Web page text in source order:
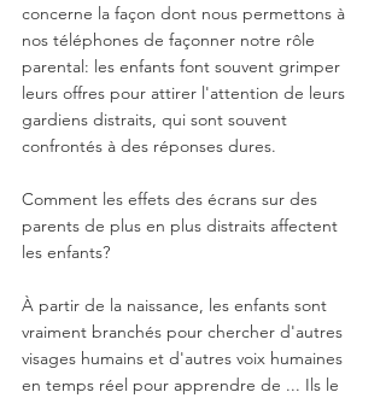
concerne la façon dont nous permettons à
nos téléphones de façonner notre rôle
parental: les enfants font souvent grimper
leurs offres pour attirer l'attention de leurs
gardiens distraits, qui sont souvent
confrontés à des réponses dures.
Comment les effets des écrans sur des
parents de plus en plus distraits affectent
les enfants?
À partir de la naissance, les enfants sont
vraiment branchés pour chercher d'autres
visages humains et d'autres voix humaines
en temps réel pour apprendre de ... Ils le